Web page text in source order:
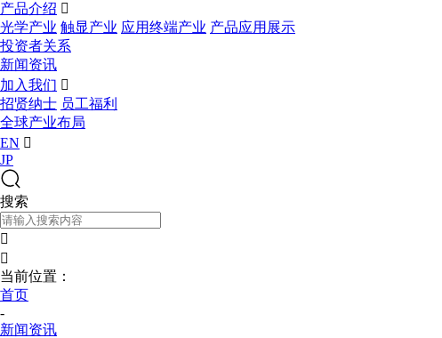
产品介绍 
光学产业 触显产业 应用终端产业 产品应用展示
投资者关系
新闻资讯
加入我们 
招贤纳士 员工福利
全球产业布局
EN 
JP
搜索


当前位置：
首页
-
新闻资讯